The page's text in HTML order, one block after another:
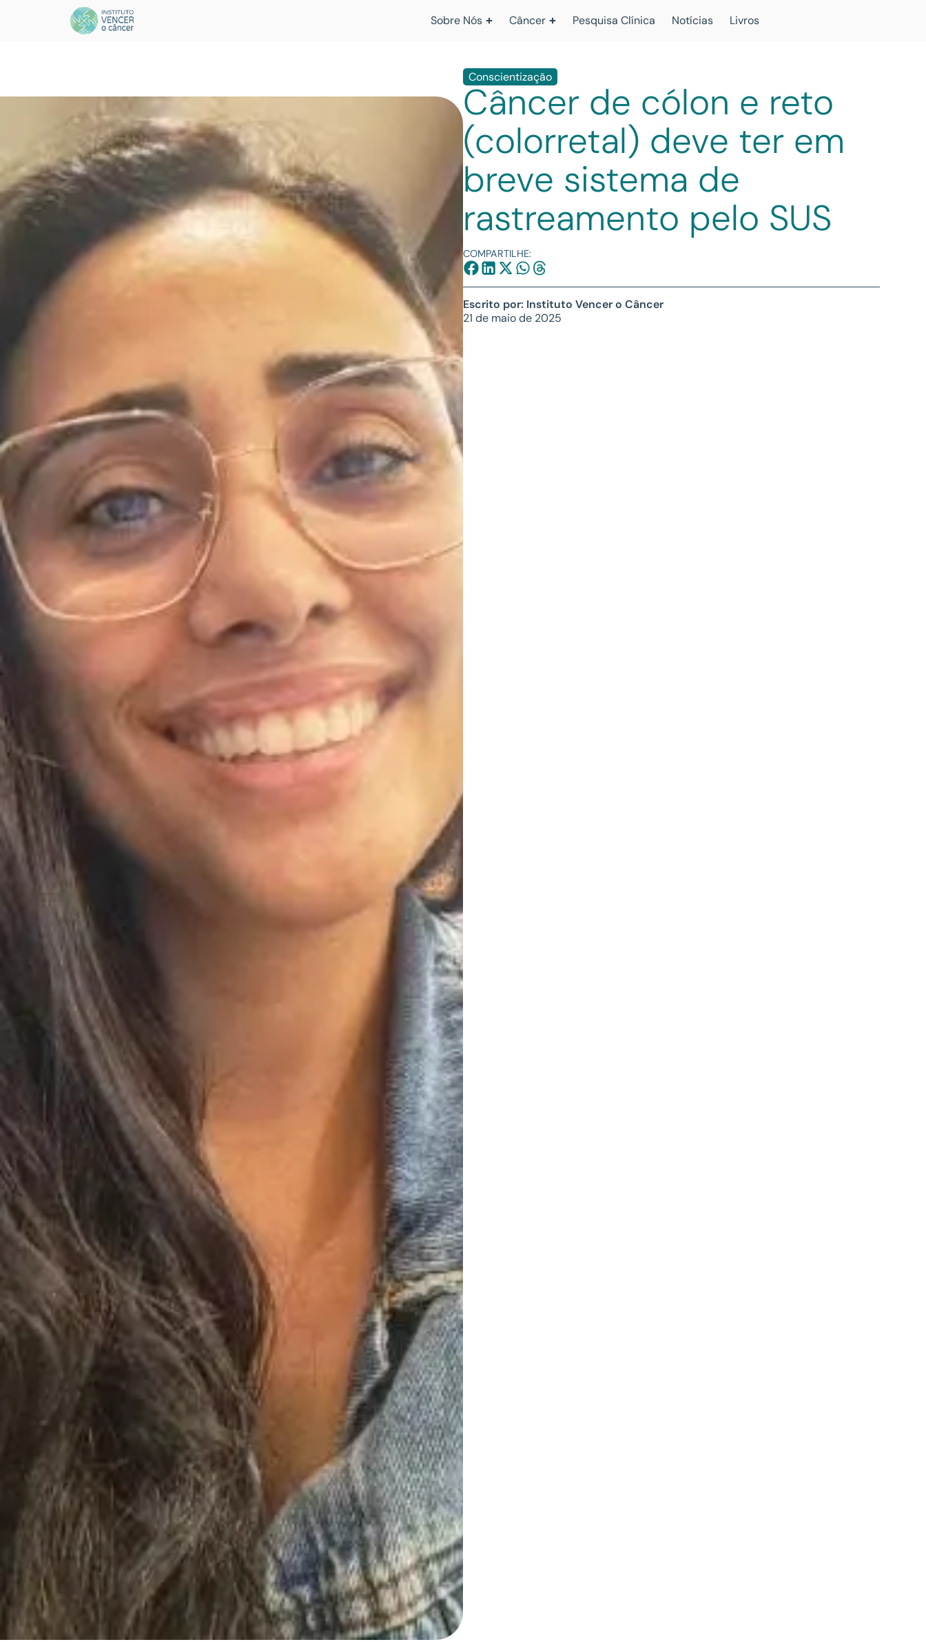
Sobre Nós Câncer Pesquisa Clínica Notícias Livros
Conscientização
Câncer de cólon e reto
(colorretal) deve ter em
breve sistema de
rastreamento pelo SUS
COMPARTILHE:
Escrito por: Instituto Vencer o Câncer
21 de maio de 2025